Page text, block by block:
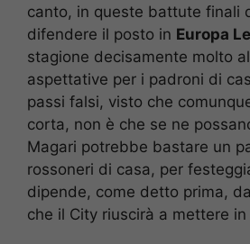
canto, in queste battute finali
difendere il posto in Europa
stagione decisamente molto
aspettative per i padroni di
passi falsi, visto che
corta, non è che se ne
Magari potrebbe bastare un
rossoneri di casa, per
dipende, come detto prima,
che il City riuscirà a mettere in